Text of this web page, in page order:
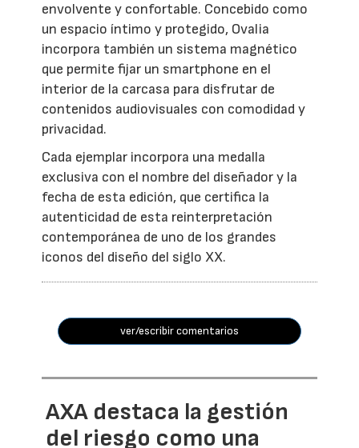
envolvente y confortable. Concebido como
un espacio íntimo y protegido, Ovalia
incorpora también un sistema magnético
que permite fijar un smartphone en el
interior de la carcasa para disfrutar de
contenidos audiovisuales con comodidad y
privacidad.
Cada ejemplar incorpora una medalla
exclusiva con el nombre del diseñador y la
fecha de esta edición, que certifica la
autenticidad de esta reinterpretación
contemporánea de uno de los grandes
iconos del diseño del siglo XX.
ver/escribir comentarios
AXA destaca la gestión
del riesgo como una